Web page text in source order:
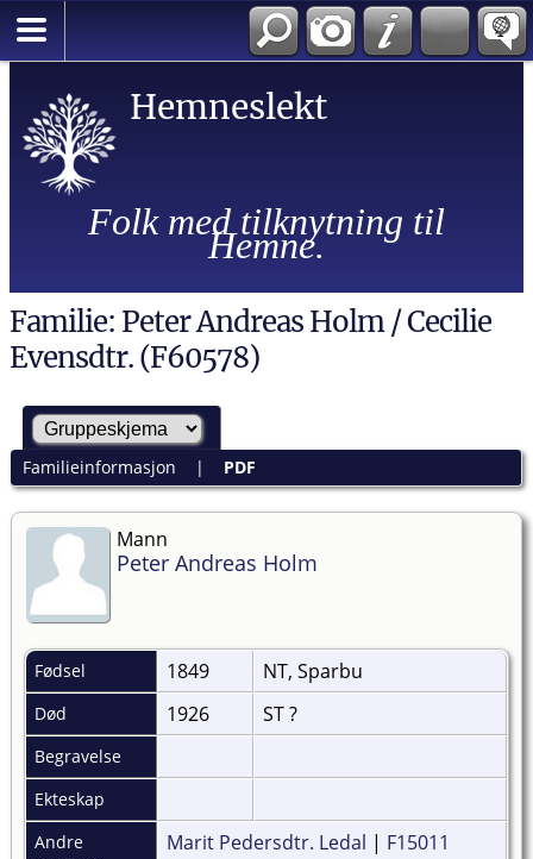
Hemneslekt
Folk med tilknytning til
Hemne.
Familie: Peter Andreas Holm / Cecilie
Evensdtr. (F60578)
Familieinformasjon | PDF
Mann
Peter Andreas Holm
Fødsel 1849 NT, Sparbu
Død 1926 ST ?
Begravelse
Ekteskap
Andre
Marit Pedersdtr. Ledal | F15011